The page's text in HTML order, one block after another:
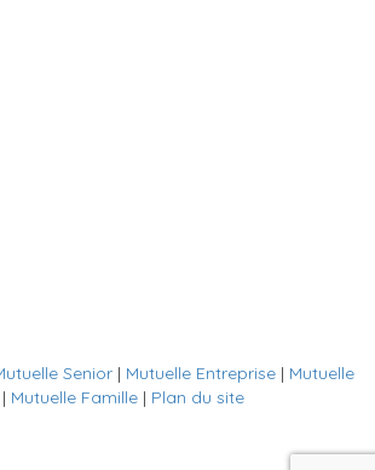
Senior| Mutuelle Entreprise| Mutuelle
| Mutuelle Famille| Plan du site